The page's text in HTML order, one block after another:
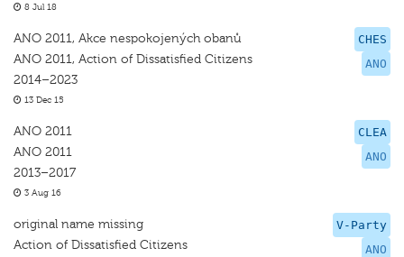
8 Jul 18
CHES
ANO
ANO 2011, Akce nespokojených obanů
ANO 2011, Action of Dissatisﬁed Citizens
2014–2023
13 Dec 15
CLEA
ANO
ANO 2011
ANO 2011
2013–2017
3 Aug 16
V-Party
ANO
original name missing
Action of Dissatisfied Citizens